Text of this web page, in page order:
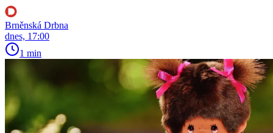
Brněnská Drbna
dnes, 17:00
1 min